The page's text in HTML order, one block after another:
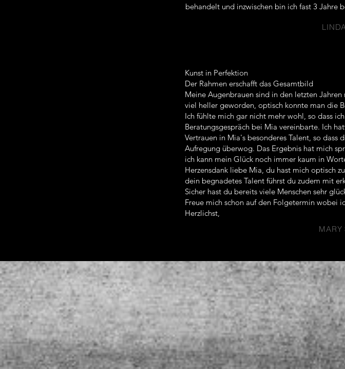
behandelt und inzwischen bin ich fast 3 Jahre
Kunst in Perfektion
Der Rahmen erschafft das Gesamtbild
Meine Augenbrauen sind in den letzten
viel heller geworden, optisch konnte man die
Ich fühlte mich gar nicht mehr wohl, so dass
Beratungsgespräch bei Mia vereinbarte. Ich
Vertrauen in Mia's besonderes Talent, so dass
Aufregung überwog. Das Ergebnis hat mich
ich kann mein Glück noch immer kaum in
Herzensdank liebe Mia, du hast mich optisch
dein begnadetes Talent führst du zudem mit
Sicher hast du bereits viele Menschen sehr
Freue mich schon auf den Folgetermin wobei
Herzlichst,
MARY